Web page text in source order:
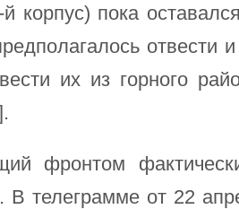
корпус) пока
отвести
их из горного
фронтом
В телеграмме от 22